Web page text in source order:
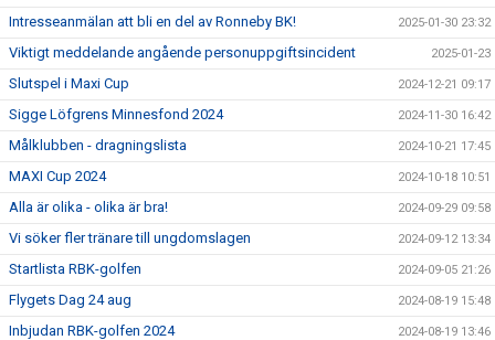
Intresseanmälan att bli en del av Ronneby BK! 2025-01-30 23:32
Viktigt meddelande angående personuppgiftsincident 2025-01-23
Slutspel i Maxi Cup 2024-12-21 09:17
Sigge Löfgrens Minnesfond 2024 2024-11-30 16:42
Målklubben - dragningslista 2024-10-21 17:45
MAXI Cup 2024 2024-10-18 10:51
Alla är olika - olika är bra! 2024-09-29 09:58
Vi söker fler tränare till ungdomslagen 2024-09-12 13:34
Startlista RBK-golfen 2024-09-05 21:26
Flygets Dag 24 aug 2024-08-19 15:48
Inbjudan RBK-golfen 2024 2024-08-19 13:46